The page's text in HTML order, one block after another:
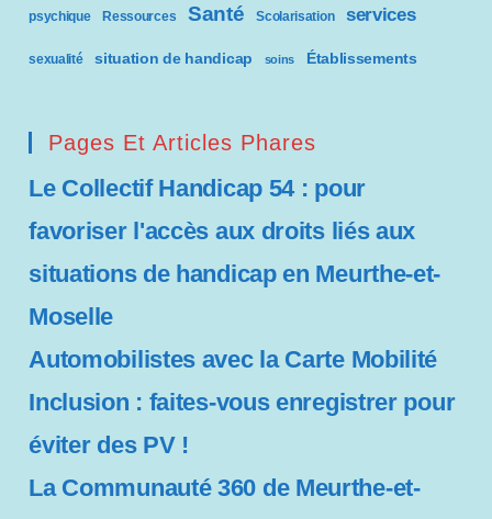
psychique Ressources Santé Scolarisation services
sexualité situation de handicap soins Établissements
Pages Et Articles Phares
Le Collectif Handicap 54 : pour
favoriser l'accès aux droits liés aux
situations de handicap en Meurthe-et-
Moselle
Automobilistes avec la Carte Mobilité
Inclusion : faites-vous enregistrer pour
éviter des PV !
La Communauté 360 de Meurthe-et-